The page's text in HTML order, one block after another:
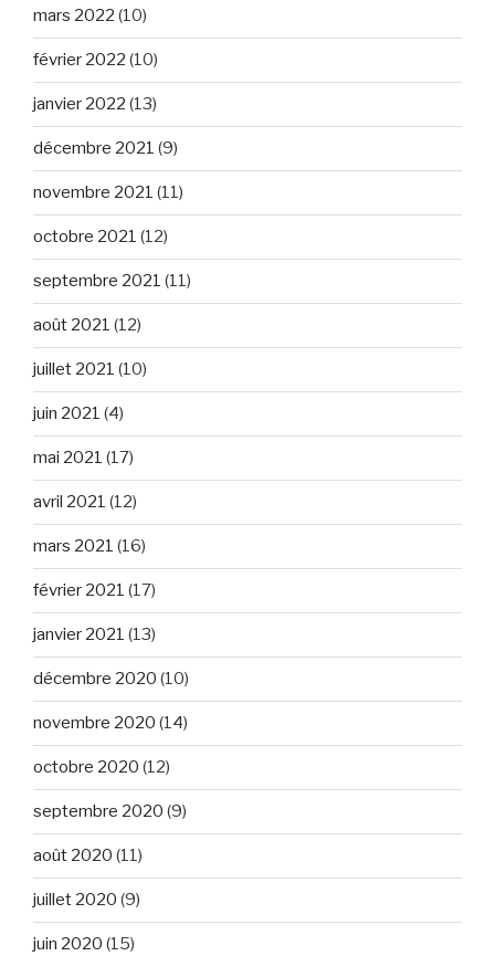
mars 2022 (10)
février 2022 (10)
janvier 2022 (13)
décembre 2021 (9)
novembre 2021 (11)
octobre 2021 (12)
septembre 2021 (11)
août 2021 (12)
juillet 2021 (10)
juin 2021 (4)
mai 2021 (17)
avril 2021 (12)
mars 2021 (16)
février 2021 (17)
janvier 2021 (13)
décembre 2020 (10)
novembre 2020 (14)
octobre 2020 (12)
septembre 2020 (9)
août 2020 (11)
juillet 2020 (9)
juin 2020 (15)